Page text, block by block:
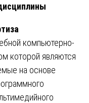
компьютерно-
которой являются
на основе